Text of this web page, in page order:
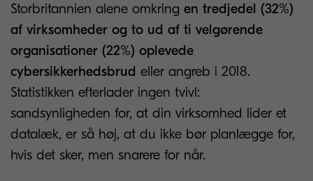
Storbritannien alene omkring en tredjedel (32%)
af virksomheder og to ud af ti velgørende
organisationer (22%) oplevede
cybersikkerhedsbrud eller angreb i 2018.
Statistikken efterlader ingen tvivl:
sandsynligheden for, at din virksomhed lider et
datalæk, er så høj, at du ikke bør planlægge for,
hvis det sker, men snarere for når.